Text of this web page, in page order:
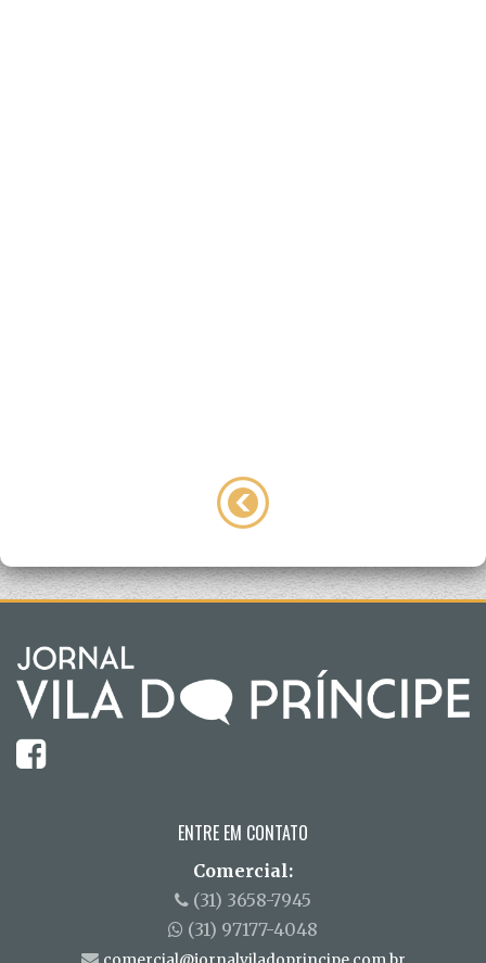
ENTRE EM CONTATO
Comercial:
(31) 3658-7945
(31) 97177-4048